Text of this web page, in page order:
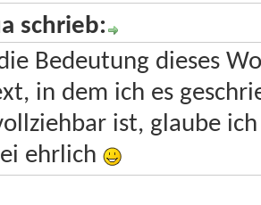
schrieb:
Bedeutung dieses
in dem ich es
ist, glaube
ehrlich